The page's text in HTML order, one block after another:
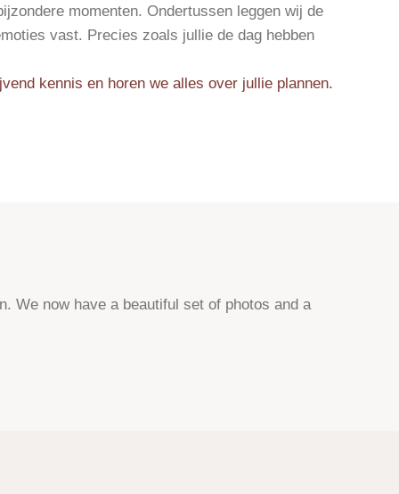
momenten. Ondertussen leggen wij de
vast. Precies zoals jullie de dag hebben
kennis en horen we alles over jullie plannen.
We now have a beautiful set of photos and a